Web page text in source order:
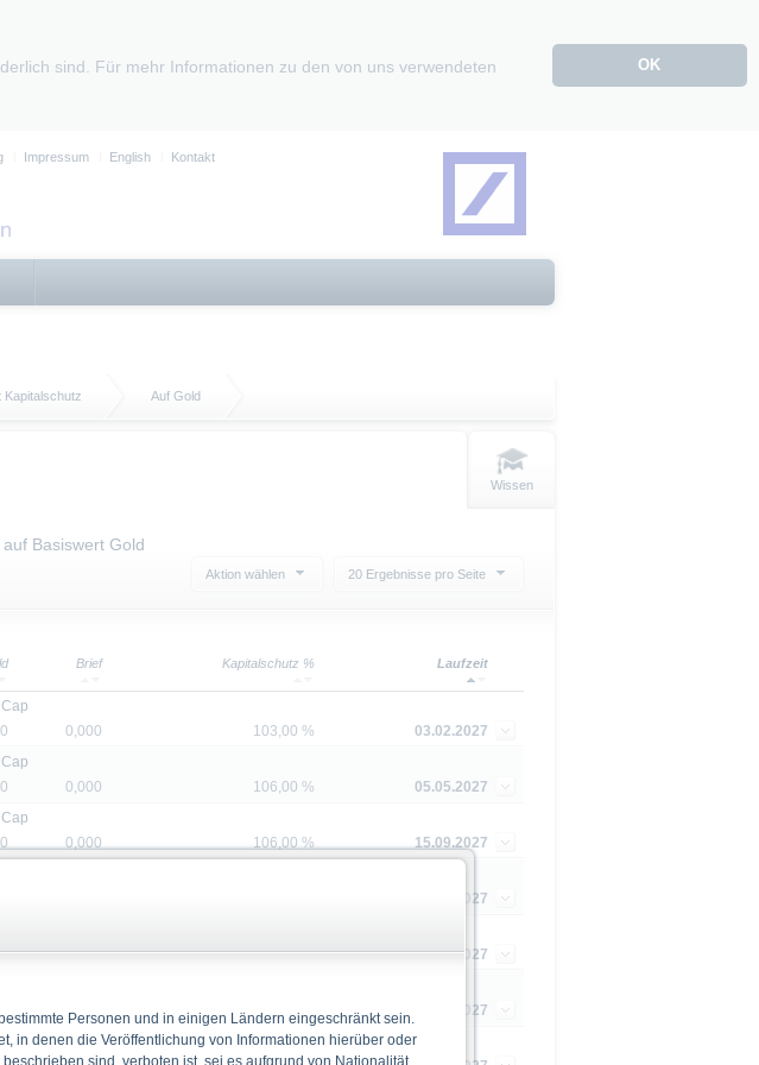
sind. Für mehr Informationen zu den von uns verwendeten
OK
Impressum English Kontakt
Kapitalschutz Auf Gold
Wissen
Basiswert Gold
Aktion wählen 20 Ergebnisse pro Seite
Brief Kapitalschutz % Laufzeit
0,000 103,00 %
03.02.2027
0,000 106,00 %
05.05.2027
0,000 106,00 %
15.09.2027
29.09.2027
0,000 103,00 %
20.10.2027
0,000 103,00 %
03.11.2027
Personen und in einigen Ländern eingeschränkt sein.
in denen die Veröffentlichung von Informationen hierüber oder
sind, verboten ist, sei es aufgrund von Nationalität,